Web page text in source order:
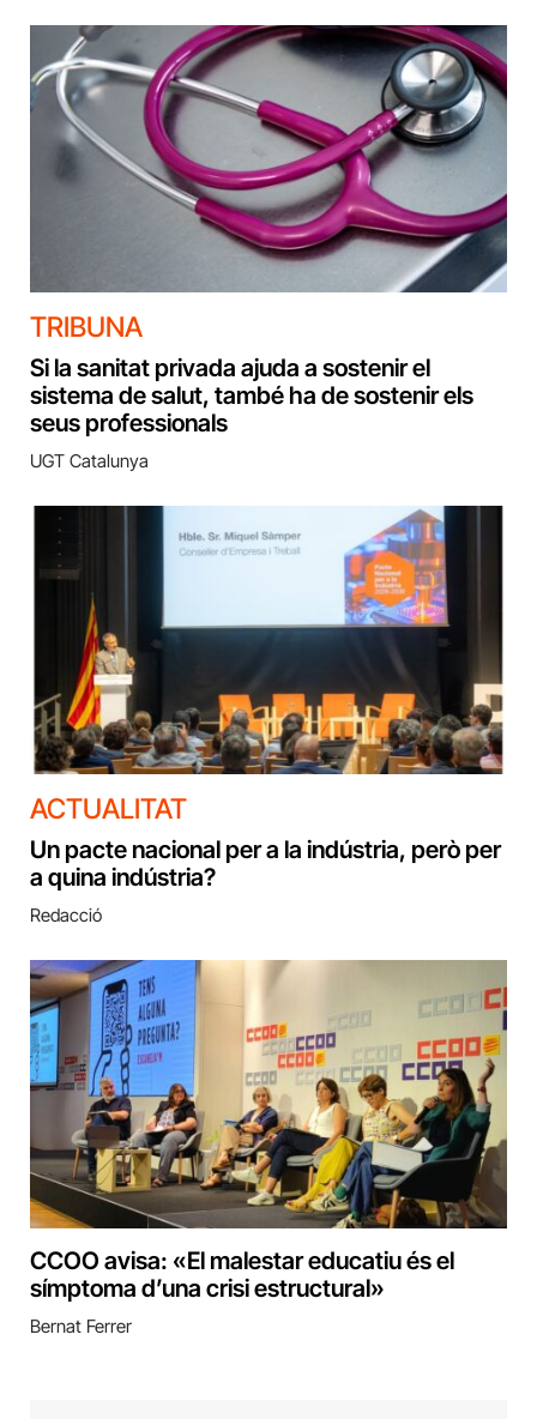
TRIBUNA
Si la sanitat privada ajuda a sostenir el
sistema de salut, també ha de sostenir els
seus professionals
UGT Catalunya
ACTUALITAT
Un pacte nacional per a la indústria, però per
a quina indústria?
Redacció
CCOO avisa: «El malestar educatiu és el
símptoma d’una crisi estructural»
Bernat Ferrer